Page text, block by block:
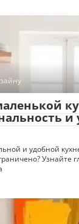
и
и удобной
Узнайте